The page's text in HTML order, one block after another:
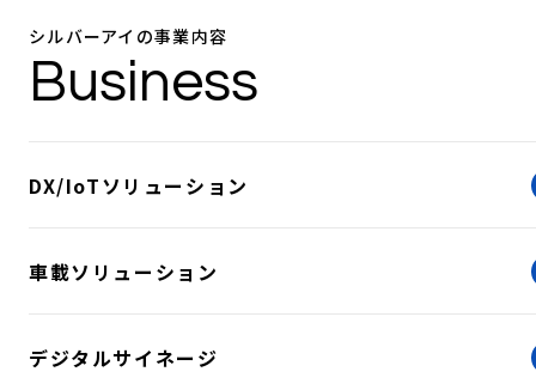
シルバーアイの事業内容
Business
DX/IoTソリューション
車載ソリューション
デジタルサイネージ